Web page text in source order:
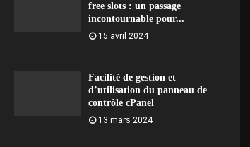
free slots : un passage
incontournable pour...
15 avril 2024
Facilité de gestion et
d’utilisation du panneau de
contrôle cPanel
13 mars 2024